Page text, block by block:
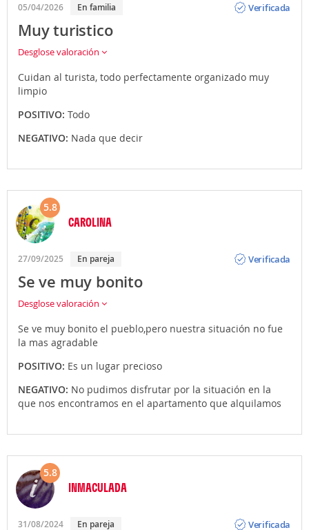
05/04/2026 En familia
Verificada
Muy turistico
Desglose valoración
Cuidan al turista, todo perfectamente organizado muy
limpio
POSITIVO: Todo
NEGATIVO: Nada que decir
5.8
CAROLINA
27/09/2025 En pareja
Verificada
Se ve muy bonito
Desglose valoración
Se ve muy bonito el pueblo,pero nuestra situación no fue
la mas agradable
POSITIVO: Es un lugar precioso
NEGATIVO: No pudimos disfrutar por la situación en la
que nos encontramos en el apartamento que alquilamos
5.8
INMACULADA
31/08/2024 En pareja
Verificada